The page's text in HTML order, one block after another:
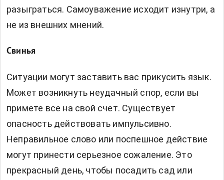
разыграться. Самоуважение исходит изнутри, а
не из внешних мнений.
Свинья
Ситуации могут заставить вас прикусить язык.
Может возникнуть неудачный спор, если вы
примете все на свой счет. Существует
опасность действовать импульсивно.
Неправильное слово или поспешное действие
могут принести серьезное сожаление. Это
прекрасный день, чтобы посадить сад или